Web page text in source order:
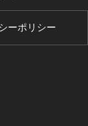
ーポリシー